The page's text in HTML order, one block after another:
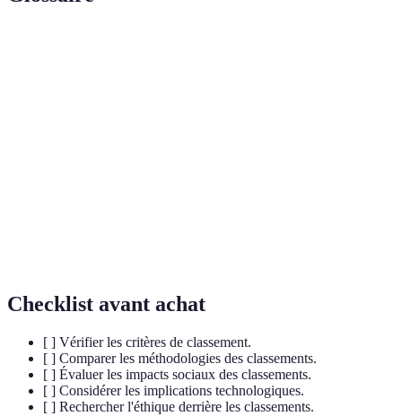
Checklist avant achat
[ ] Vérifier les critères de classement.
[ ] Comparer les méthodologies des classements.
[ ] Évaluer les impacts sociaux des classements.
[ ] Considérer les implications technologiques.
[ ] Rechercher l'éthique derrière les classements.